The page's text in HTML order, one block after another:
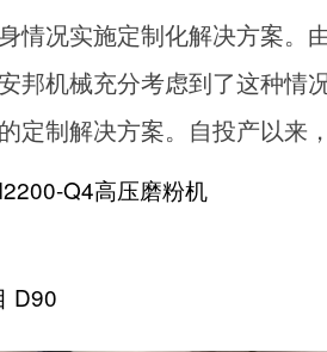
情况实施定制化解决方案。
邦机械充分考虑到了这种情
定制解决方案。自投产以来
Q4高压磨粉机
D90